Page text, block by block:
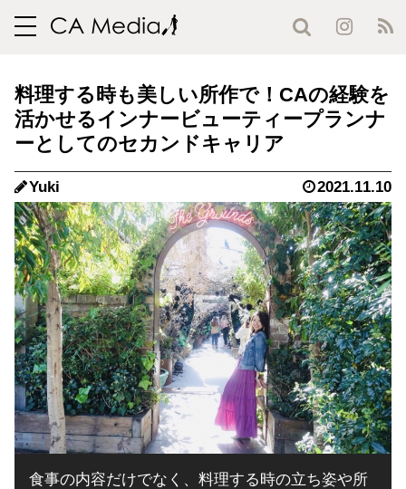
toggle
料理する時も美しい所作で！CAの経験を
活かせるインナービューティープランナ
ーとしてのセカンドキャリア
Yuki 2021.11.10
食事の内容だけでなく、料理する時の立ち姿や所